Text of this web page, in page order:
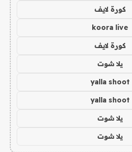
كورة لايف
koora live
كورة لايف
يلا شوت
yalla shoot
yalla shoot
يلا شوت
يلا شوت